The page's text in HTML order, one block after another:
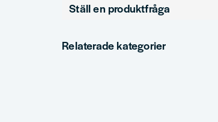
Ställ en produktfråga
Fråga oss något om denna produkten...
Relaterade kategorier